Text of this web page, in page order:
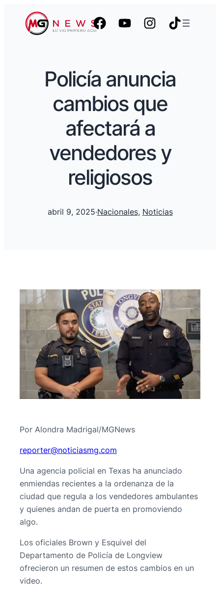
Policía anuncia
cambios que
afectará a
vendedores y
religiosos
abril 9, 2025·Nacionales, Noticias
Por Alondra Madrigal/MGNews
moc.gmsaiciton
@retroper
Una agencia policial en Texas ha anunciado
enmiendas recientes a la ordenanza de la
ciudad que regula a los vendedores ambulantes
y quienes andan de puerta en promoviendo
algo.
Los oficiales Brown y Esquivel del
Departamento de Policía de Longview
ofrecieron un resumen de estos cambios en un
video.